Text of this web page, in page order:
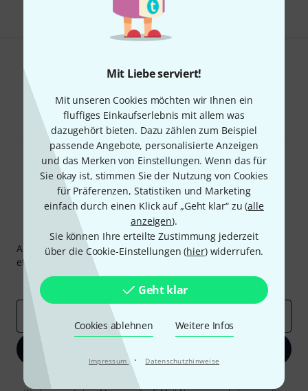
Mit Liebe serviert!
Mit unseren Cookies möchten wir Ihnen ein
fluffiges Einkaufserlebnis mit allem was
dazugehört bieten. Dazu zählen zum Beispiel
passende Angebote, personalisierte Anzeigen
und das Merken von Einstellungen. Wenn das für
Sie okay ist, stimmen Sie der Nutzung von Cookies
für Präferenzen, Statistiken und Marketing
einfach durch einen Klick auf „Geht klar“ zu (alle
anzeigen).
Sie können Ihre erteilte Zustimmung jederzeit
über die Cookie-Einstellungen (hier) widerrufen.
Geht klar
Cookies ablehnen Weitere Infos
Impressum · Datenschutzhinweise
Gefällt Ihnen, was Sie sehen?
Teilen Hilfe & Feedback
Thomann Newsletter
Abonniere den Thomann Newsletter und gewinne mit
etwas Glück einen von
Inspirierende Beiträge
Thomann Insights
Jetzt anmelden
Mit Klick auf „Jetzt anmelden“ stimmen Sie dem Erhalt von E-Mail-